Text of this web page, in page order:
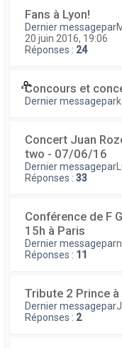
Fans à Lyon!
Dernier messagepar
20 juin 2016, 19:06
Réponses : 24
Concours et
Dernier messagepar
Concert Juan
two - 07/06/16
Dernier messagepar
Réponses : 33
Conférence de F
15h à Paris
Dernier messagepar
Réponses : 11
Tribute 2 Prince à
Dernier messagepar
Réponses : 2